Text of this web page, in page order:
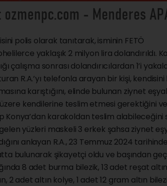
polis olarak tanıtarak, isminin FETÖ
yaklaşık 2 milyon lira dolandırıldı.
sonrası dolandırıcılardan 1’i
R.A.’yı telefonla arayan bir kişi,
karıştığını, elinde bulunan ziynet
kendilerine teslim etmesi gerektiğini ve
karakoldan teslim alabileceğini
yüzleri maskeli 3 erkek şahsa ziynet
anlayan R.A., 23 Temmuz 2024
bulunarak şikayetçi oldu ve başından
8 adet burma bilezik, 13 adet reşat
2 adet altın kolye, 1 adet 12 gram altın